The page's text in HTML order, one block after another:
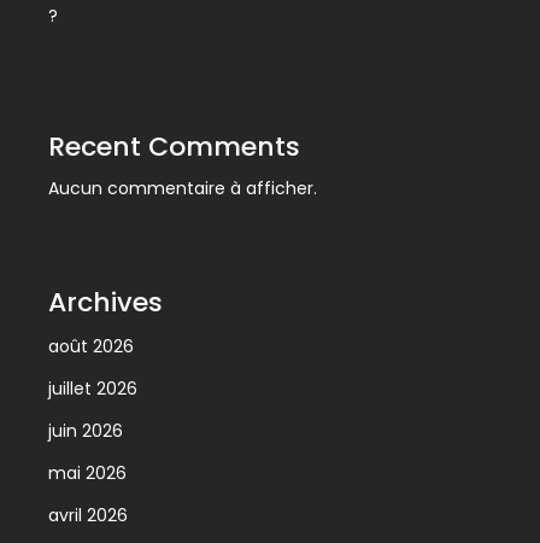
?
Recent Comments
Aucun commentaire à afficher.
Archives
août 2026
juillet 2026
juin 2026
mai 2026
avril 2026